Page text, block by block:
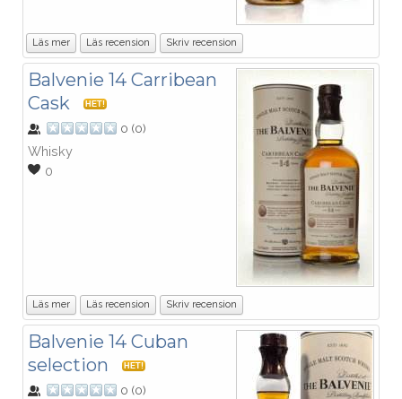
Läs mer Läs recension Skriv recension
Balvenie 14 Carribean
Cask
HET!
0 (0)
Whisky
0
Läs mer Läs recension Skriv recension
Balvenie 14 Cuban
selection
HET!
0 (0)